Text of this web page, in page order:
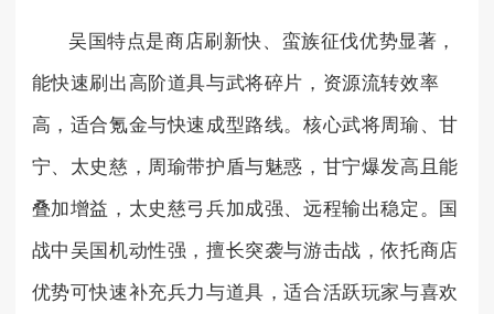
吴国特点是商店刷新快、蛮族征伐优势显著，
能快速刷出高阶道具与武将碎片，资源流转效率
高，适合氪金与快速成型路线。核心武将周瑜、甘
宁、太史慈，周瑜带护盾与魅惑，甘宁爆发高且能
叠加增益，太史慈弓兵加成强、远程输出稳定。国
战中吴国机动性强，擅长突袭与游击战，依托商店
优势可快速补充兵力与道具，适合活跃玩家与喜欢